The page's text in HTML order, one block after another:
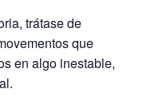
trátase de
que
en algo inestable,